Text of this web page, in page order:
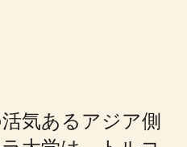
気あるアジア側